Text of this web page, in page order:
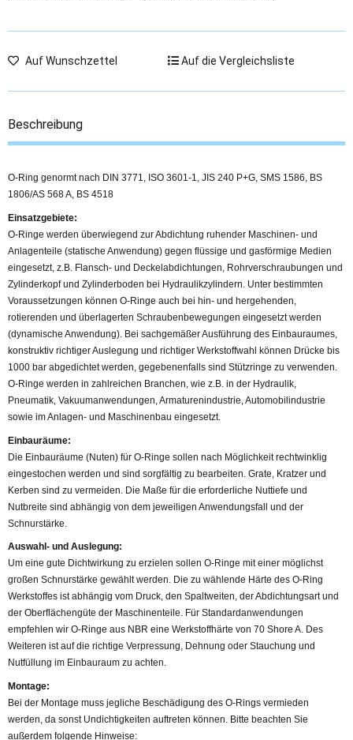
Auf Wunschzettel Auf die Vergleichsliste
Beschreibung
O-Ring genormt nach DIN 3771, ISO 3601-1, JIS 240 P+G, SMS 1586, BS
1806/AS 568 A, BS 4518
Einsatzgebiete:
O-Ringe werden überwiegend zur Abdichtung ruhender Maschinen- und
Anlagenteile (statische Anwendung) gegen flüssige und gasförmige Medien
eingesetzt, z.B. Flansch- und Deckelabdichtungen, Rohrverschraubungen und
Zylinderkopf und Zylinderboden bei Hydraulikzylindern. Unter bestimmten
Voraussetzungen können O-Ringe auch bei hin- und hergehenden,
rotierenden und überlagerten Schraubenbewegungen eingesetzt werden
(dynamische Anwendung). Bei sachgemäßer Ausführung des Einbauraumes,
konstruktiv richtiger Auslegung und richtiger Werkstoffwahl können Drücke bis
1000 bar abgedichtet werden, gegebenenfalls sind Stützringe zu verwenden.
O-Ringe werden in zahlreichen Branchen, wie z.B. in der Hydraulik,
Pneumatik, Vakuumanwendungen, Armaturenindustrie, Automobilindustrie
sowie im Anlagen- und Maschinenbau eingesetzt.
Einbauräume:
Die Einbauräume (Nuten) für O-Ringe sollen nach Möglichkeit rechtwinklig
eingestochen werden und sind sorgfältig zu bearbeiten. Grate, Kratzer und
Kerben sind zu vermeiden. Die Maße für die erforderliche Nuttiefe und
Nutbreite sind abhängig von dem jeweiligen Anwendungsfall und der
Schnurstärke.
Auswahl- und Auslegung:
Um eine gute Dichtwirkung zu erzielen sollen O-Ringe mit einer möglichst
großen Schnurstärke gewählt werden. Die zu wählende Härte des O-Ring
Werkstoffes ist abhängig vom Druck, den Spaltweiten, der Abdichtungsart und
der Oberflächengüte der Maschinenteile. Für Standardanwendungen
empfehlen wir O-Ringe aus NBR eine Werkstoffhärte von 70 Shore A. Des
Weiteren ist auf die richtige Verpressung, Dehnung oder Stauchung und
Nutfüllung im Einbauraum zu achten.
Montage:
Bei der Montage muss jegliche Beschädigung des O-Rings vermieden
werden, da sonst Undichtigkeiten auftreten können. Bitte beachten Sie
außerdem folgende Hinweise: